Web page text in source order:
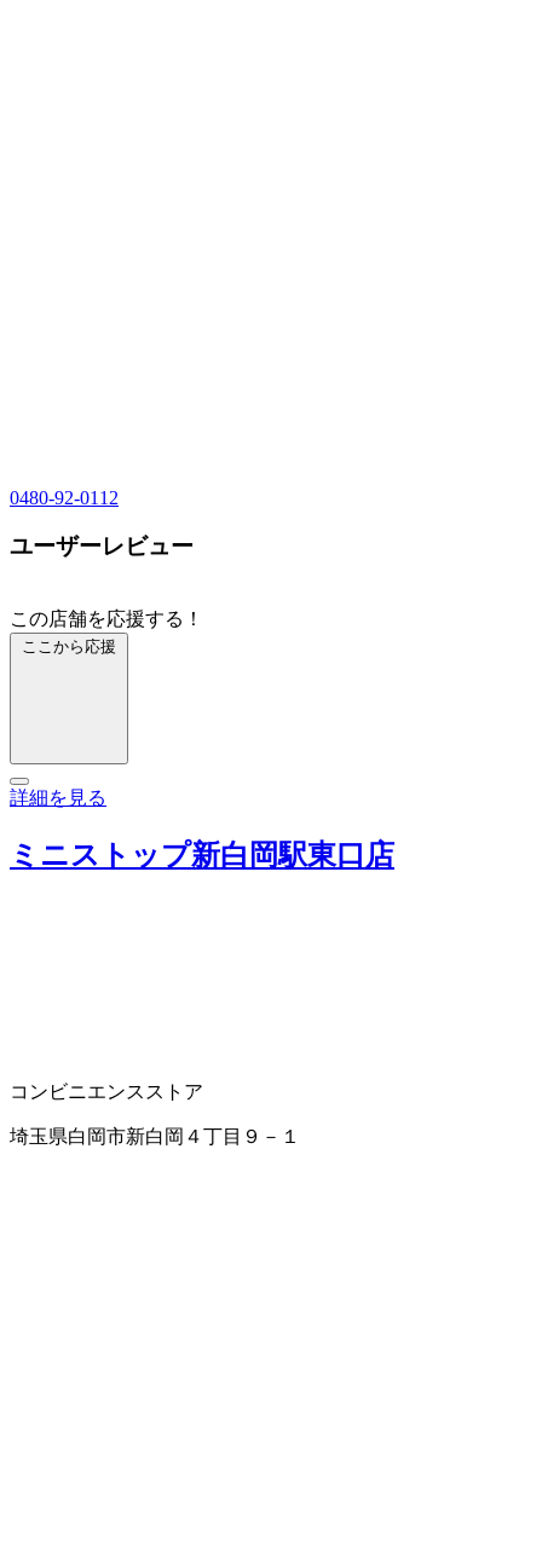
0480-92-0112
ユーザーレビュー
この店舗を応援する！
ここから応援
詳細を見る
ミニストップ新白岡駅東口店
コンビニエンスストア
埼玉県白岡市新白岡４丁目９－１